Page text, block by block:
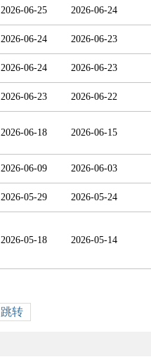
2026-06-25 2026-06-24
2026-06-24 2026-06-23
2026-06-24 2026-06-23
2026-06-23 2026-06-22
2026-06-18 2026-06-15
2026-06-09 2026-06-03
2026-05-29 2026-05-24
2026-05-18 2026-05-14
跳转